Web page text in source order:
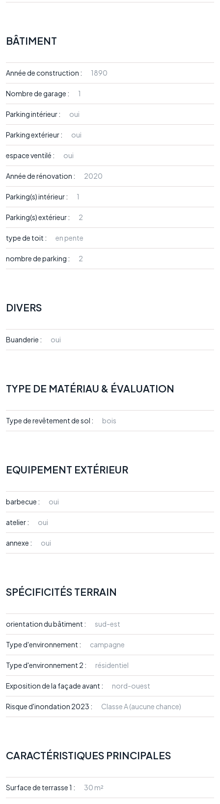
BÂTIMENT
Année de construction : 1890
Nombre de garage : 1
Parking intérieur : oui
Parking extérieur : oui
espace ventilé : oui
Année de rénovation : 2020
Parking(s) intérieur : 1
Parking(s) extérieur : 2
type de toit : en pente
nombre de parking : 2
DIVERS
Buanderie : oui
TYPE DE MATÉRIAU & ÉVALUATION
Type de revêtement de sol : bois
EQUIPEMENT EXTÉRIEUR
barbecue : oui
atelier : oui
annexe : oui
SPÉCIFICITÉS TERRAIN
orientation du bâtiment : sud-est
Type d'environnement : campagne
Type d'environnement 2 : résidentiel
Exposition de la façade avant : nord-ouest
Risque d'inondation 2023 : Classe A (aucune chance)
CARACTÉRISTIQUES PRINCIPALES
Surface de terrasse 1 : 30 m²